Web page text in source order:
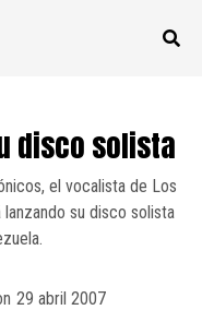
disco solista
el vocalista de Los
su disco solista
29 abril 2007